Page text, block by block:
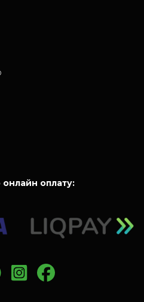
оплату: